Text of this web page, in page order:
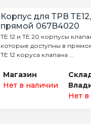
Корпус для ТРВ
прямой 067B4020
TE 12 и TE 20 корпусы
которые доступны в
TE 12 коруса клапана ...
Магазин
Нет в наличии
Нет в